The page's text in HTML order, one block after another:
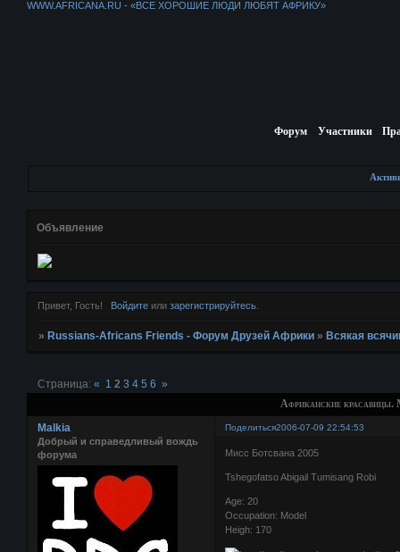
WWW.AFRICANA.RU - «ВСЕ ХОРОШИЕ ЛЮДИ ЛЮБЯТ АФРИКУ»
Форум Участники
Объявление
Привет, Гость! Войдитеили зарегистрируйтесь.
» Russians-Africans Friends - Форум Друзей Африки » Всякая
Африканские
Страница:« 1 2 3 4 5 6 »
Поделиться2006-07-09 22:54:53
Malkia
Добрый и справедливый вождь
форума
Мисс Ботсвана 2005
Tshegofatso Abigail Tumisang Robi
Age: 20
Occupation: Model
Heigh: 170